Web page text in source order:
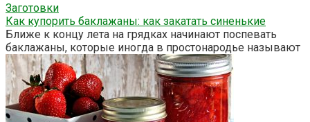
Заготовки
Как купорить баклажаны: как закатать синенькие
Ближе к концу лета на грядках начинают поспевать
баклажаны, которые иногда в простонародье называют